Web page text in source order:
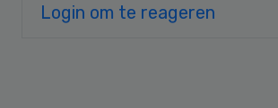
Login om te reageren